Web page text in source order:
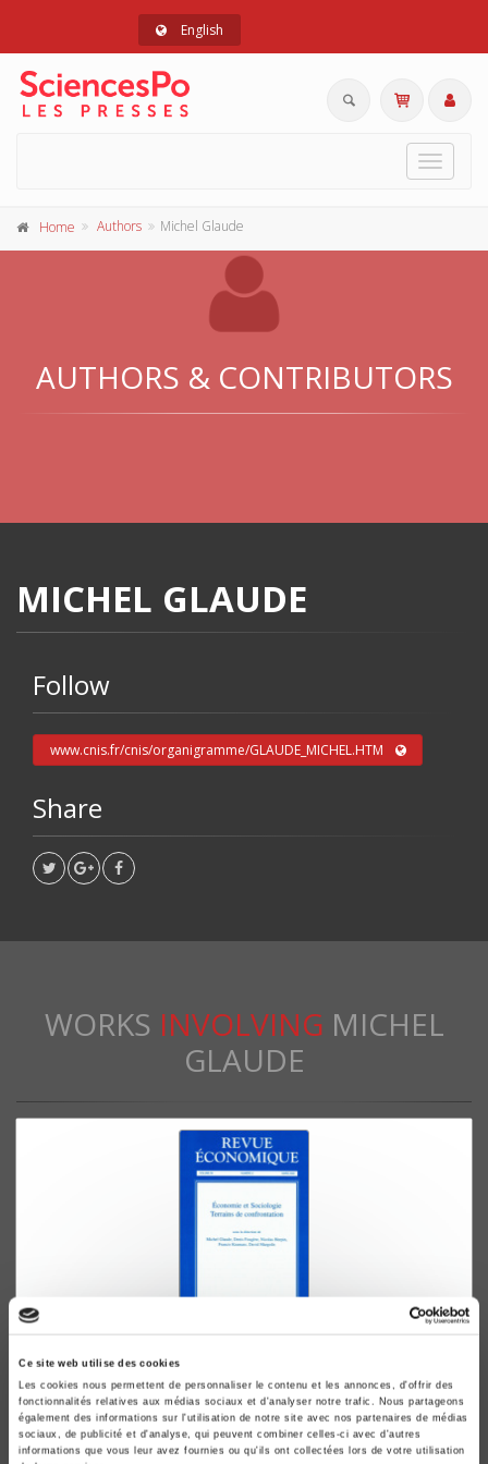
Ce site web utilise des cookies
Les cookies nous permettent de personnaliser le contenu et les annonces, d'offrir des
fonctionnalités relatives aux médias sociaux et d'analyser notre trafic. Nous partageons
également des informations sur l'utilisation de notre site avec nos partenaires de médias
sociaux, de publicité et d'analyse, qui peuvent combiner celles-ci avec d'autres
informations que vous leur avez fournies ou qu'ils ont collectées lors de votre utilisation
English
Toggle
Home Authors Michel Glaude
AUTHORS & CONTRIBUTORS
MICHEL GLAUDE
Follow
www.cnis.fr/cnis/organigramme/GLAUDE_MICHEL.HTM
Share
WORKS INVOLVING MICHEL
GLAUDE
Revue économique 56 - 2, mars 2005
Économie et Sociologie. Terrains de confrontation
Denis Fougère, Michel Glaude